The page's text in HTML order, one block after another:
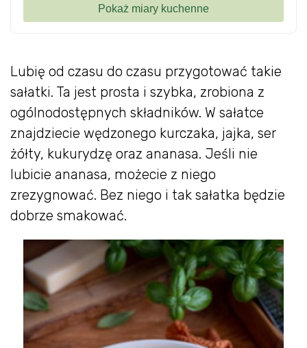
Lubię od czasu do czasu przygotować takie
sałatki. Ta jest prosta i szybka, zrobiona z
ogólnodostępnych składników. W sałatce
znajdziecie wędzonego kurczaka, jajka, ser
żółty, kukurydzę oraz ananasa. Jeśli nie
lubicie ananasa, możecie z niego
zrezygnować. Bez niego i tak sałatka będzie
dobrze smakować.